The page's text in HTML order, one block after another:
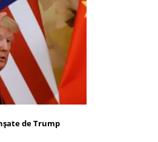
de Trump